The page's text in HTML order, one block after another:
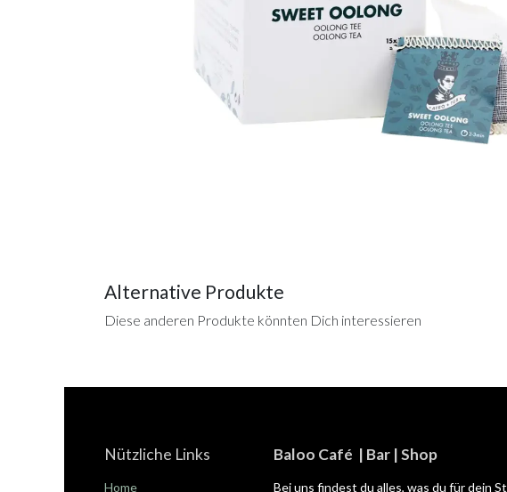
Alternative Produkte
Diese anderen Produkte könnten Dich interessieren
Nützliche Links
Home
Baloo Café | Bar | Shop
Bei uns findest du alles, was du für dein